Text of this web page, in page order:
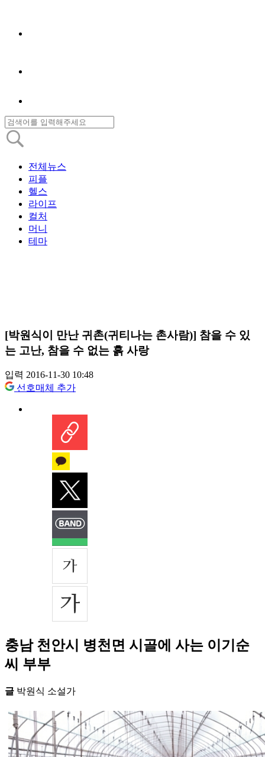
전체뉴스
피플
헬스
라이프
컬처
머니
테마
[박원식이 만난 귀촌(귀티나는 촌사람)] 참을 수 있
는 고난, 참을 수 없는 흙 사랑
입력 2016-11-30 10:48
선호매체 추가
충남 천안시 병천면 시골에 사는 이기순
씨 부부
글 박원식 소설가